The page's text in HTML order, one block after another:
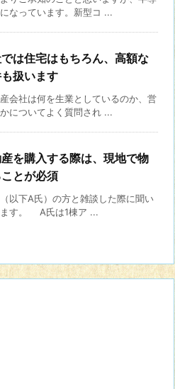
なっています。新型コ ...
は住宅はもちろん、高額な
扱います
会社は何を生業としているのか、営
についてよく質問され ...
を購入する際は、現地で物
とが必須
以下A氏）の方と雑談した際に聞い
ます。 A氏は1棟ア ...